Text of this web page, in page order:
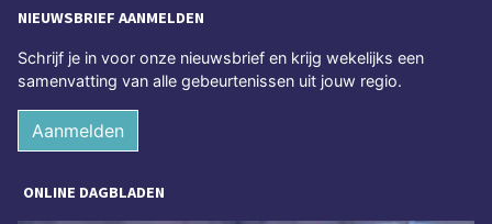
NIEUWSBRIEF AANMELDEN
Schrijf je in voor onze nieuwsbrief en krijg wekelijks een
samenvatting van alle gebeurtenissen uit jouw regio.
Aanmelden
ONLINE DAGBLADEN